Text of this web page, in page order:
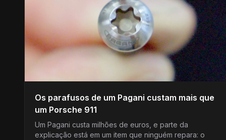
Os parafusos de um Pagani custam mais que
um Porsche 911
Um Pagani custa milhões de euros, e parte da
explicação está em um item que ninguém repara: o